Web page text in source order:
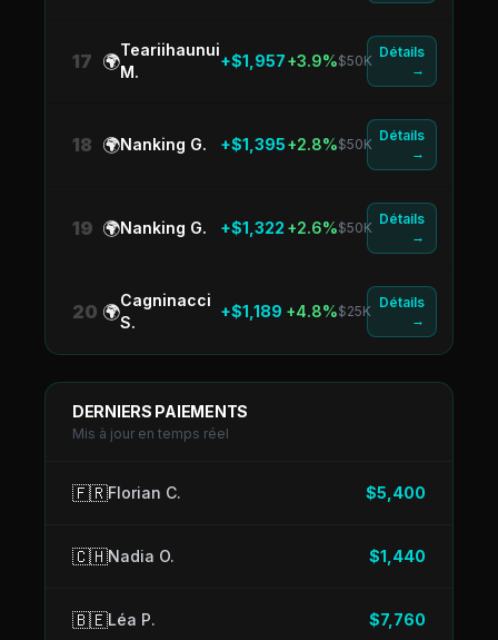
17 🌍
Teariihaunui
M.
+$1,957+3.9%$50K
Détails
→
18 🌍Nanking G. +$1,395+2.8%$50K
Détails
→
19 🌍Nanking G. +$1,322 +2.6%$50K
Détails
→
20 🌍
Cagninacci
S.
+$1,189 +4.8%$25K
Détails
→
DERNIERS PAIEMENTS
Mis à jour en temps réel
🇫🇷Florian C. $5,400
🇨🇭Nadia O. $1,440
🇧🇪Léa P. $7,760